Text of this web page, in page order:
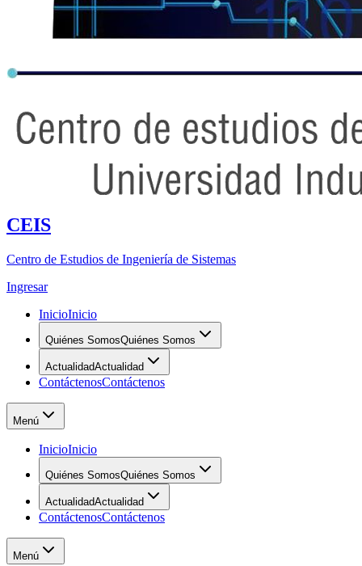
CEIS
Centro de Estudios de Ingeniería de Sistemas
Ingresar
InicioInicio
Quiénes SomosQuiénes Somos
ActualidadActualidad
ContáctenosContáctenos
Menú
InicioInicio
Quiénes SomosQuiénes Somos
ActualidadActualidad
ContáctenosContáctenos
Menú